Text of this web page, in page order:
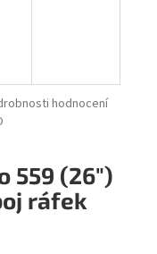
hodnocení
559 (26")
ráfek